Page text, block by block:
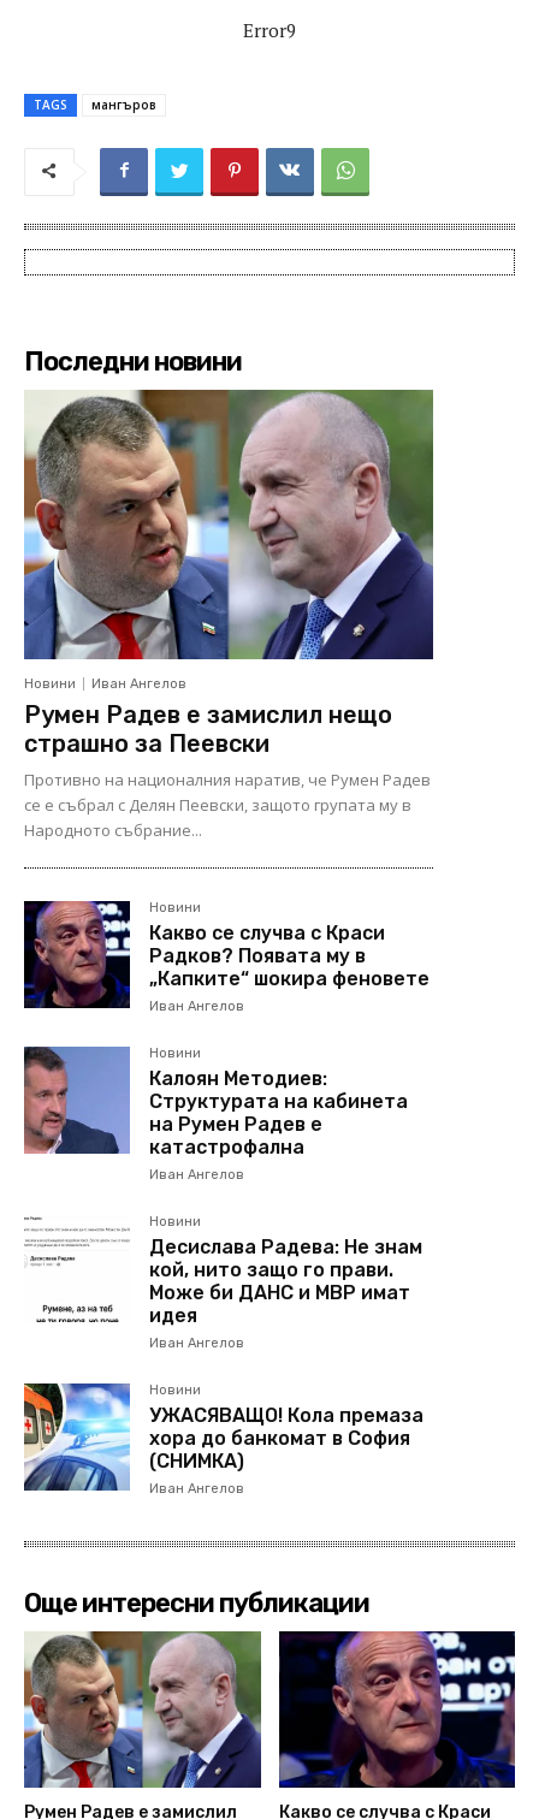
Error9
TAGS мангъров
Последни новини
Новини Иван Ангелов
Румен Радев е замислил нещо
страшно за Пеевски
Противно на националния наратив, че Румен Радев
се е събрал с Делян Пеевски, защото групата му в
Народното събрание...
Новини
Какво се случва с Краси
Радков? Появата му в
„Капките“ шокира феновете
Иван Ангелов
Новини
Калоян Методиев:
Структурата на кабинета
на Румен Радев е
катастрофална
Иван Ангелов
Новини
Десислава Радева: Не знам
кой, нито защо го прави.
Може би ДАНС и МВР имат
идея
Иван Ангелов
Новини
УЖАСЯВАЩО! Кола премаза
хора до банкомат в София
(СНИМКА)
Иван Ангелов
Още интересни публикации
Румен Радев е замислил Какво се случва с Краси